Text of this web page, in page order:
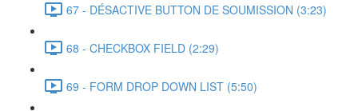
67 - DÉSACTIVE BUTTON DE SOUMISSION (3:23)
68 - CHECKBOX FIELD (2:29)
69 - FORM DROP DOWN LIST (5:50)